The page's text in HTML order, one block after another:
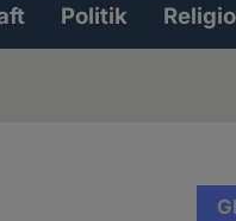
Politik